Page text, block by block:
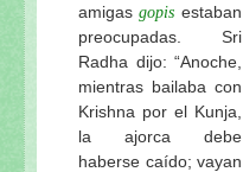
amigas gopis estaban
preocupadas. Sri
Radha dijo: “Anoche,
mientras bailaba con
Krishna por el Kunja,
la ajorca debe
haberse caído; vayan